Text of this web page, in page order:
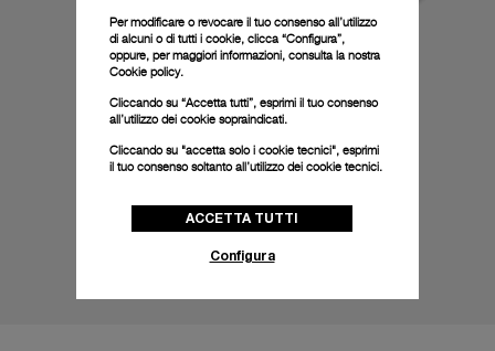
Per modificare o revocare il tuo consenso all’utilizzo
di alcuni o di tutti i cookie, clicca “Configura”,
oppure, per maggiori informazioni, consulta la nostra
Cookie policy.
Cliccando su “Accetta tutti”, esprimi il tuo consenso
all’utilizzo dei cookie sopraindicati.
Cliccando su "accetta solo i cookie tecnici", esprimi
il tuo consenso soltanto all’utilizzo dei cookie tecnici.
ACCETTA TUTTI
Configura